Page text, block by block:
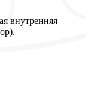
внутренняя